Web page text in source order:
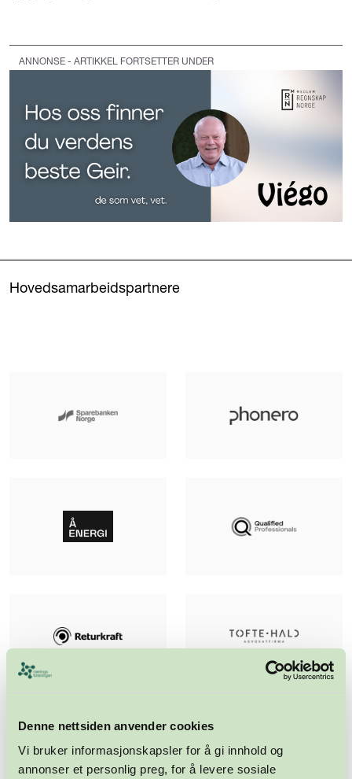
Denne nettsiden anvender cookies
Vi bruker informasjonskapsler for å gi innhold og
annonser et personlig preg, for å levere sosiale
ANNONSE - ARTIKKEL FORTSETTER UNDER
Hovedsamarbeidspartnere